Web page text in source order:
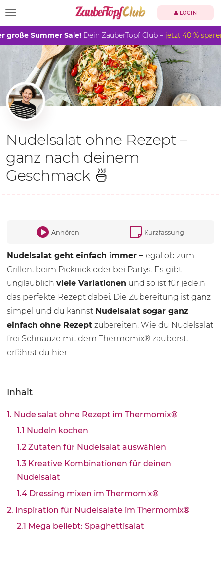
TOGGLE NAVIGATION LOGIN
große Summer Sale! Dein ZauberTopf Club – jetzt 40 %
Nudelsalat ohne Rezept –
ganz nach deinem
Geschmack 🍜
Anhören Kurzfassung
Nudelsalat geht einfach immer – egal ob zum
Grillen, beim Picknick oder bei Partys. Es gibt
unglaublich viele Variationen und so ist für jede:n
das perfekte Rezept dabei. Die Zubereitung ist ganz
simpel und du kannst Nudelsalat sogar ganz
einfach ohne Rezept zubereiten. Wie du Nudelsalat
frei Schnauze mit dem Thermomix® zauberst,
erfährst du hier.
Inhalt
1. Nudelsalat ohne Rezept im Thermomix®
1.1 Nudeln kochen
1.2 Zutaten für Nudelsalat auswählen
1.3 Kreative Kombinationen für deinen
Nudelsalat
1.4 Dressing mixen im Thermomix®
2. Inspiration für Nudelsalate im Thermomix®
2.1 Mega beliebt: Spaghettisalat